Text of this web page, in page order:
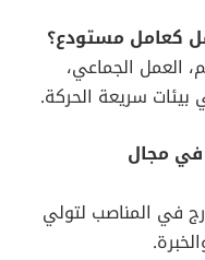
كعامل مستودع؟
العمل الجماعي،
سريعة الحركة.
مجال
في المناصب لتولي